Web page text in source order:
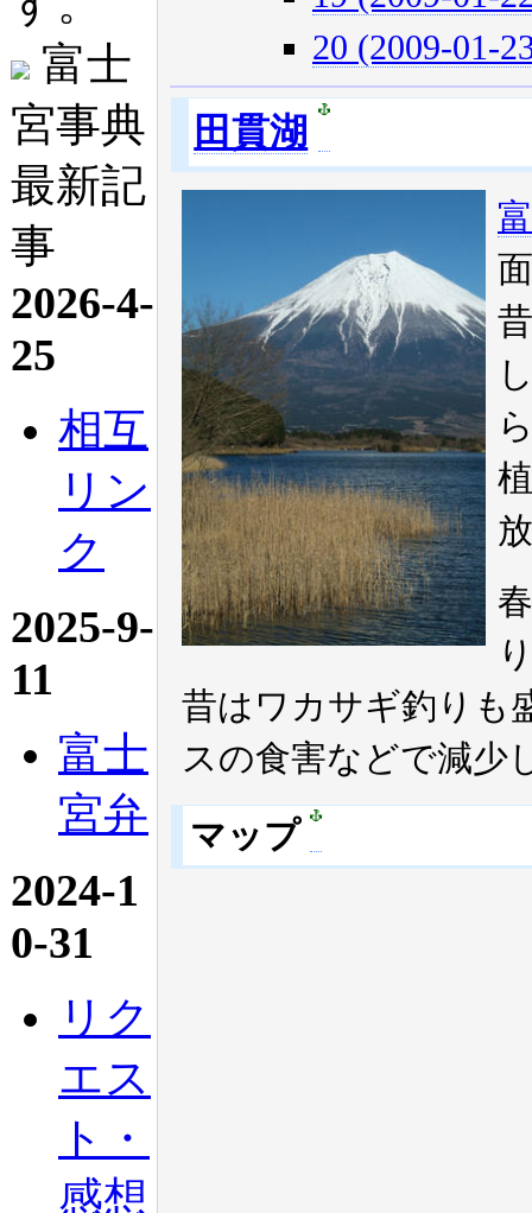
富士
宮事典
最新記
事
2026-4-
25
相互
リン
ク
2025-9-
11
富士
宮弁
2024-1
0-31
リク
エス
ト・
感想
20 (2009-01-
田貫湖
昔はワカサギ釣りも
スの食害などで減少
マップ